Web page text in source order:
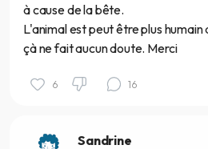
à cause de la bête.
L'animal est peut être plus humain
çà ne fait aucun doute. Merci
6 16
Sandrine